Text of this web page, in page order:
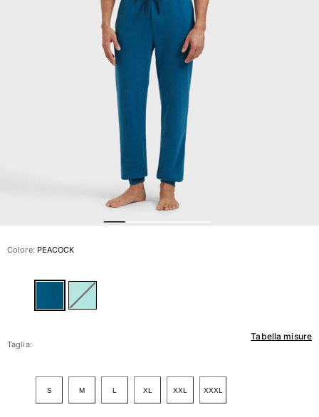
Vedi tutti i Costumi da bagno
Abbigliamento
Pullover e Cardigan
Taglie forti
Vedi tutti i Donna
Costumi da bagno
Colore: PEACOCK
Tabella misure
Taglia:
S M L XL XXL XXXL